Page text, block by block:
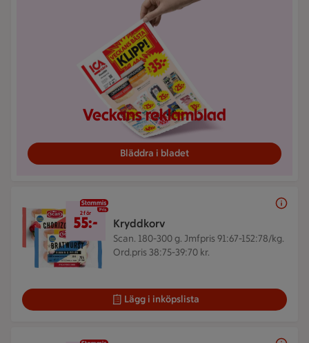
Veckans reklamblad
Bläddra i bladet
Kryddkorv
Scan. 180-300 g. Jmfpris 91:67-152:78/kg.
Ord.pris 38:75-39:70 kr.
2 för 55 kr
2 för
55:-
Lägg i inköpslista